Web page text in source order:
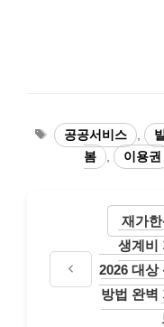
Tags공공서비스
봄
이용권
재가한
생계비
2026 대상
방법 완벽